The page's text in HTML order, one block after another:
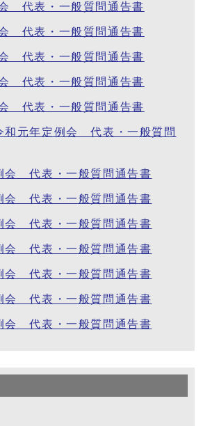
代表・一般質問通告書
代表・一般質問通告書
代表・一般質問通告書
代表・一般質問通告書
代表・一般質問通告書
和元年定例会 代表・一般質問
会 代表・一般質問通告書
会 代表・一般質問通告書
会 代表・一般質問通告書
会 代表・一般質問通告書
会 代表・一般質問通告書
会 代表・一般質問通告書
会 代表・一般質問通告書